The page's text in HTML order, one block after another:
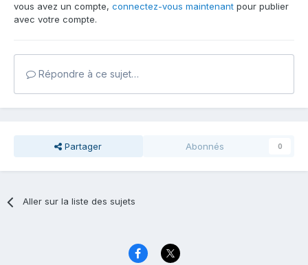
vous avez un compte, connectez-vous maintenant pour publier
avec votre compte.
Répondre à ce sujet…
Partager Abonnés 0
Aller sur la liste des sujets